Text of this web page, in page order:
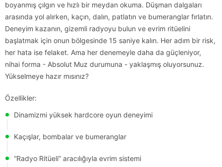
boyanmış çılgın ve hızlı bir meydan okuma. Düşman dalgaları
arasında yol alırken, kaçın, dalın, patlatın ve bumeranglar fırlatın.
Deneyim kazanın, gizemli radyoyu bulun ve evrim ritüelini
başlatmak için onun bölgesinde 15 saniye kalın. Her adım bir risk,
her hata ise felaket. Ama her denemeyle daha da güçleniyor,
nihai forma - Absolut Muz durumuna - yaklaşmış oluyorsunuz.
Yükselmeye hazır mısınız?
Özellikler:
Dinamizmi yüksek hardcore oyun deneyimi
Kaçışlar, bombalar ve bumeranglar
“Radyo Ritüeli” aracılığıyla evrim sistemi